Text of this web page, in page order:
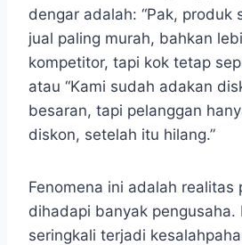
dengar adalah: “Pak, produk
jual paling murah, bahkan
kompetitor, tapi kok tetap
atau “Kami sudah adakan
besaran, tapi pelanggan
diskon, setelah itu hilang.”
Fenomena ini adalah realitas
dihadapi banyak pengusaha.
seringkali terjadi